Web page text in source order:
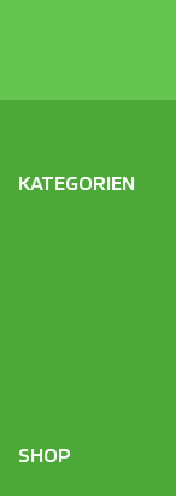
KATEGORIEN
SHOP